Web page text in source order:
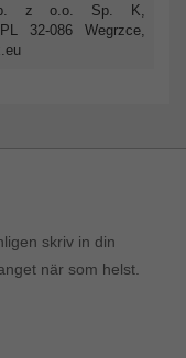
z o.o. Sp. K,
32-086 Wegrzce,
skriv in din
när som helst.